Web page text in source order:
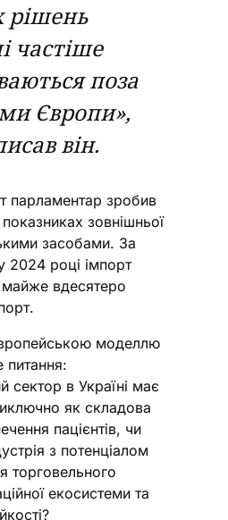
рішень
частіше
поза
Європи»,
він.
парламентар зробив
зовнішньої
засобами. За
2024 році імпорт
вдесятеро
моделлю
питання:
сектор в Україні має
як складова
пацієнтів, чи
з потенціалом
торговельного
екосистеми та